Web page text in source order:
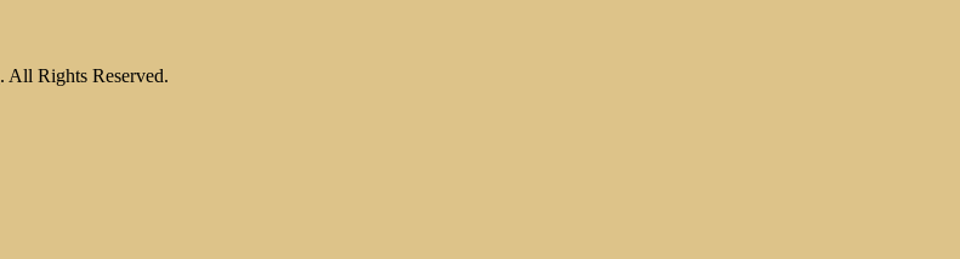
. All Rights Reserved.